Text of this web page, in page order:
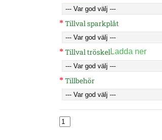
Tillval sparkplåt
Tillval tröskel Ladda ner
Tillbehör